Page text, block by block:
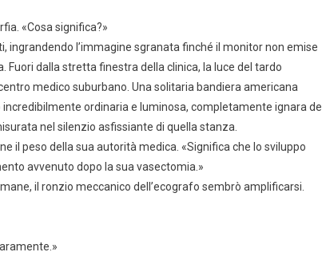
«Cosa significa?»
ingrandendo l’immagine sgranata finché il monitor non emise
dalla stretta finestra della clinica, la luce del tardo
medico suburbano. Una solitaria bandiera americana
ordinaria e luminosa, completamente ignara del
nel silenzio asfissiante di quella stanza.
il peso della sua autorità medica. «Significa che lo sviluppo
avvenuto dopo la sua vasectomia.»
il ronzio meccanico dell’ecografo sembrò amplificarsi.